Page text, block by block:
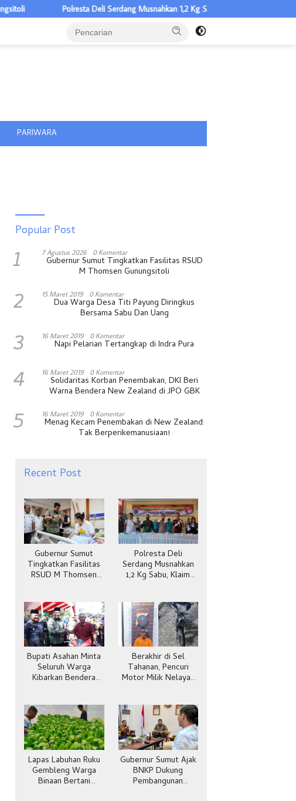
Polresta Deli Serdang Musnahkan 1,2 Kg Sabu, Klaim Selamatkan 5.304 Jiwa
PARIWARA
Popular Post
1 7 Agustus 2026 0 Komentar
Gubernur Sumut Tingkatkan Fasilitas RSUD
M Thomsen Gunungsitoli
2 15 Maret 2019 0 Komentar
Dua Warga Desa Titi Payung Diringkus
Bersama Sabu Dan Uang
3 16 Maret 2019 0 Komentar
Napi Pelarian Tertangkap di Indra Pura
4 16 Maret 2019 0 Komentar
Solidaritas Korban Penembakan, DKI Beri
Warna Bendera New Zealand di JPO GBK
5 16 Maret 2019 0 Komentar
Menag Kecam Penembakan di New Zealand:
Tak Berperikemanusiaan!
Recent Post
Gubernur Sumut
Tingkatkan Fasilitas
RSUD M Thomsen
Polresta Deli
Serdang Musnahkan
1,2 Kg Sabu, Klaim
Bupati Asahan Minta
Seluruh Warga
Kibarkan Bendera
Berakhir di Sel
Tahanan, Pencuri
Motor Milik Nelayan
Lapas Labuhan Ruku
Gembleng Warga
Binaan Bertani
Gubernur Sumut Ajak
BNKP Dukung
Pembangunan